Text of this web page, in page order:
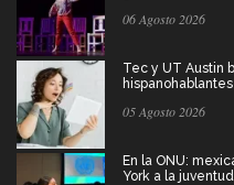
06 Agosto 2026
Tec y UT Austin
05 Agosto 2026
En la ONU:
York a la juventud